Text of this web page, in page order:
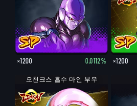
×1200 0.0112% ×1200
오천크스 흡수 마인 부우